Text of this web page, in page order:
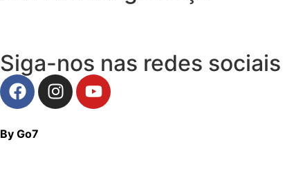
Siga-nos nas redes sociais
By Go7